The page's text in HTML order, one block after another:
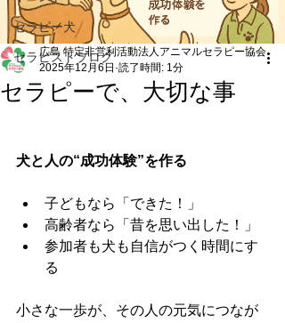
セラピー犬
セラピストブログ
セラピーで、大切な事
広島 特定非営利活動法人アニマルセラピー協会
2025年12月6日 読了時間: 1分
犬と人の“成功体験”を作る
子どもなら「できた！」
高齢者なら「昔を思い出した！」
参加者も犬も自信がつく時間にす
る
小さな一歩が、その人の元気につなが